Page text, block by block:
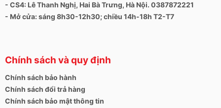
- CS4: Lê Thanh Nghị, Hai Bà Trưng, Hà Nội. 0387872221
- Mở cửa: sáng 8h30-12h30; chiều 14h-18h T2-T7
Chính sách và quy định
Chính sách bảo hành
Chính sách đổi trả hàng
Chính sách bảo mật thông tin